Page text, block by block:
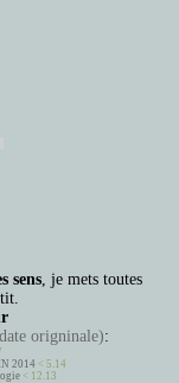
sens, je mets toutes
origninale):
2014< 5.14
< 12.13